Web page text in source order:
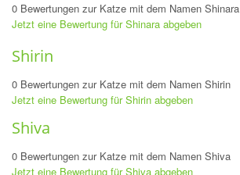
0 Bewertungen zur Katze mit dem Namen Shinara
Jetzt eine Bewertung für Shinara abgeben
Shirin
0 Bewertungen zur Katze mit dem Namen Shirin
Jetzt eine Bewertung für Shirin abgeben
Shiva
0 Bewertungen zur Katze mit dem Namen Shiva
Jetzt eine Bewertung für Shiva abgeben